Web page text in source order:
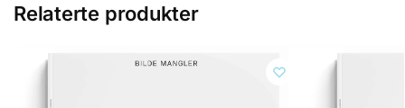
Relaterte produkter